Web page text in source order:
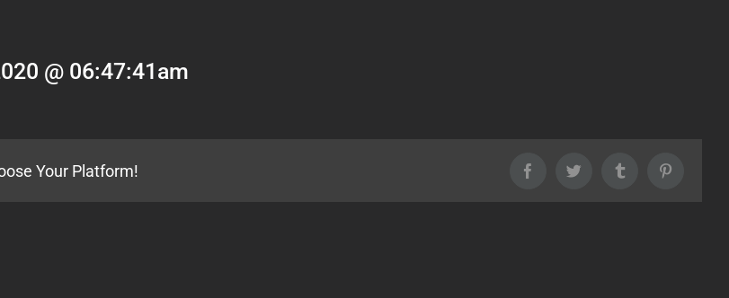
@ 06:47:41am
Your Platform! FacebookTwitter Tumblr